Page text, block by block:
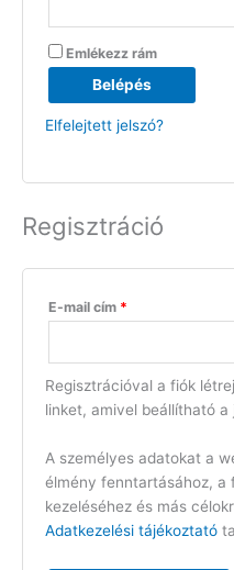
Emlékezz rám
Belépés
Elfelejtett jelszó?
Regisztráció
E-mail cím *
Regisztrációval a fiók
linket, amivel beállítható a
A személyes adatokat a
élmény fenntartásához, a
kezeléséhez és más
Adatkezelési tájékoztató